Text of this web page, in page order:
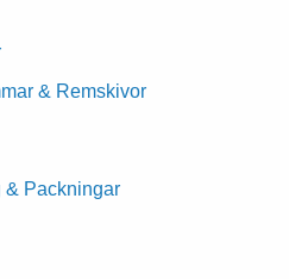
& Remskivor
& Packningar